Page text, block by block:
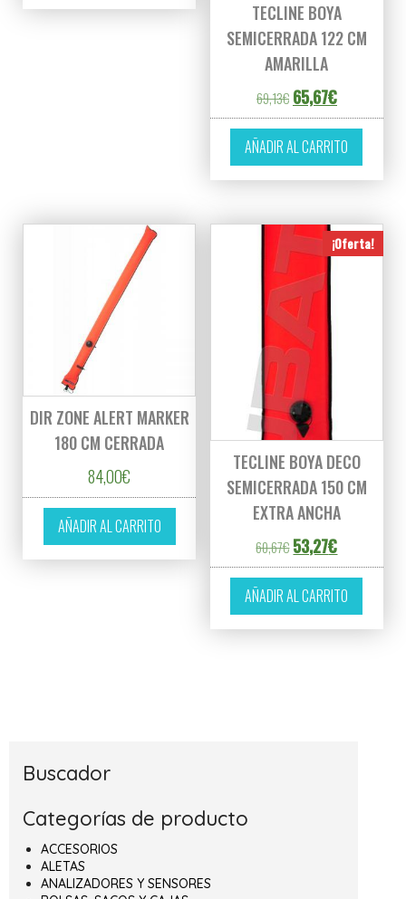
TECLINE BOYA
SEMICERRADA 122 CM
AMARILLA
69,13€ El precio original
65,67€El precio
AÑADIR AL CARRITO
DIR ZONE ALERT MARKER
180 CM CERRADA
84,00€
AÑADIR AL CARRITO
¡Oferta!
TECLINE BOYA DECO
SEMICERRADA 150 CM
EXTRA ANCHA
60,67€ El precio original
53,27€El precio
AÑADIR AL CARRITO
Buscador
Categorías de producto
ACCESORIOS
ALETAS
ANALIZADORES Y SENSORES